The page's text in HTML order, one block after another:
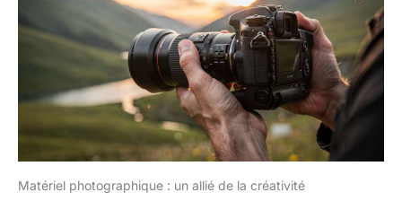
& carte 32Go】Le coffret
comprend l’appareil photo, 2
batteries amovibles 1500mAh,
câble Type-C, objectif grand
angle 52mm, objectif macro
52mm, micro externe, carte TF
64Go, lecteur de carte,
chargeur, dragonne, sacoche et
manuel. L’appareil accepte les
cartes jusqu’à 256Go, ce qui en
fait un kit pratique pour
débutants, étudiants, voyageurs
l’emploi】Le coffret comprend l’appareil photo, 2 batteries,
câble Type-C, objectif grand angle 52mm, objectif macro
52mm, micro externe, carte TF 32Go, lecteur de carte, chargeur,
dragonne, sacoche et manuel. Un choix pratique pour
débutants, étudiants, voyageurs et créateurs en herbe.
Matériel photographique : un allié de la créativité